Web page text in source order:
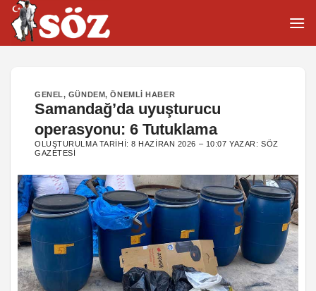
İçeriğe
atla
GENEL, GÜNDEM,ÖNEMLI HABER
Samandağ’da uyuşturucu
operasyonu: 6 Tutuklama
OLUŞTURULMA TARIHI:8 HAZIRAN 2026 – 10:07 YAZAR:SÖZ
GAZETESI